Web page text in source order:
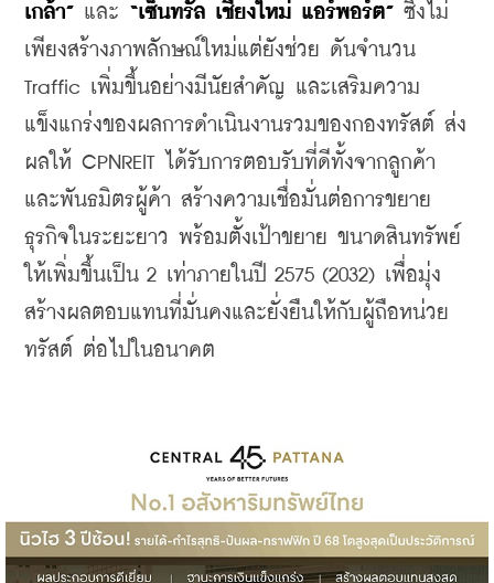
เกล้า” และ “เซ็นทรัล เชียงใหม่ แอร์พอร์ต” ซึ่งไม่
เพียงสร้างภาพลักษณ์ใหม่แต่ยังช่วย ดันจำนวน
Traffic เพิ่มขึ้นอย่างมีนัยสำคัญ และเสริมความ
แข็งแกร่งของผลการดำเนินงานรวมของกองทรัสต์ ส่ง
ผลให้ CPNREIT ได้รับการตอบรับที่ดีทั้งจากลูกค้า
และพันธมิตรผู้ค้า สร้างความเชื่อมั่นต่อการขยาย
ธุรกิจในระยะยาว พร้อมตั้งเป้าขยาย ขนาดสินทรัพย์
ให้เพิ่มขึ้นเป็น 2 เท่าภายในปี 2575 (2032) เพื่อมุ่ง
สร้างผลตอบแทนที่มั่นคงและยั่งยืนให้กับผู้ถือหน่วย
ทรัสต์ ต่อไปในอนาคต